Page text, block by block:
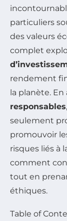
particuliers
des valeurs
complet
rendement
la planète.
responsables
seulement
promouvoir
risques liés à
comment
tout en
éthiques.
Table of